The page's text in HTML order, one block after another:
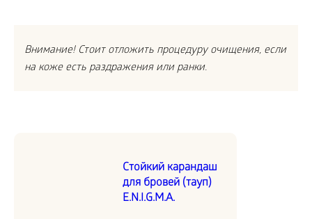
Внимание! Стоит отложить процедуру очищения, если
на коже есть раздражения или ранки.
Стойкий карандаш
для бровей (тауп)
E.N.I.G.M.A.